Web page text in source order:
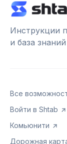
Инструкции
и база знаний
Все
Войти в Shtab
Комьюнити
Дорожная